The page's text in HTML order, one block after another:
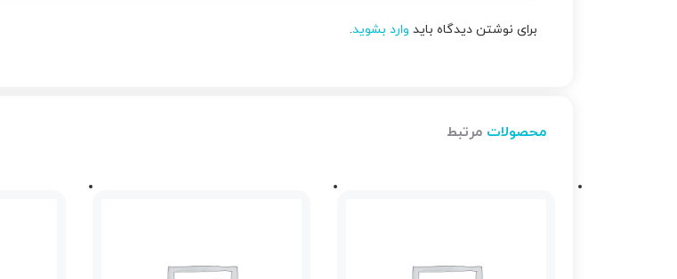
برای نوشتن دیدگاه باید وارد بشوید.
محصولات مرتبط